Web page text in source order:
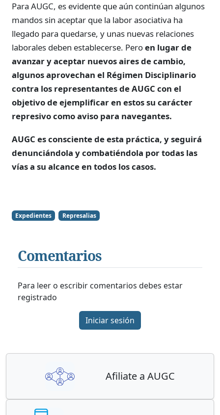
Para AUGC, es evidente que aún continúan algunos
mandos sin aceptar que la labor asociativa ha
llegado para quedarse, y unas nuevas relaciones
laborales deben establecerse. Peroen lugar de
avanzar y aceptar nuevos aires de cambio,
algunos aprovechan el Régimen Disciplinario
contra los representantes de AUGC con el
objetivo de ejemplificar en estos su carácter
represivo como aviso para navegantes.
AUGC es consciente de esta práctica, y seguirá
denunciándola y combatiéndola por todas las
vías a su alcance en todos los casos.
Expedientes Represalias
Comentarios
Para leer o escribir comentarios debes estar
registrado
Iniciar sesión
Afiliate a AUGC